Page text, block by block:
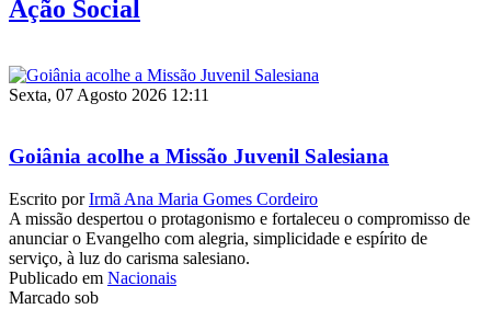
Ação Social
Sexta, 07 Agosto 2026 12:11
Goiânia acolhe a Missão Juvenil Salesiana
Escrito porIrmã Ana Maria Gomes Cordeiro
A missão despertou o protagonismo e fortaleceu o compromisso de
anunciar o Evangelho com alegria, simplicidade e espírito de
serviço, à luz do carisma salesiano.
Publicado em Nacionais
Marcado sob